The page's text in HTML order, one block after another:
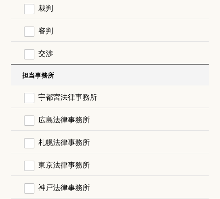
裁判
審判
交渉
担当事務所
宇都宮法律事務所
広島法律事務所
札幌法律事務所
東京法律事務所
神戸法律事務所